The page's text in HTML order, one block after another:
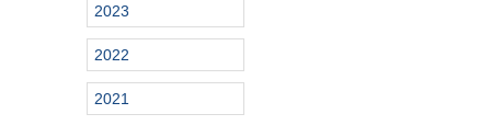
2023
2022
2021